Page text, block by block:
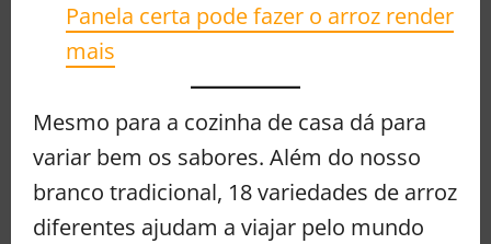
Panela certa pode fazer o arroz render
mais
Mesmo para a cozinha de casa dá para
variar bem os sabores. Além do nosso
branco tradicional, 18 variedades de arroz
diferentes ajudam a viajar pelo mundo